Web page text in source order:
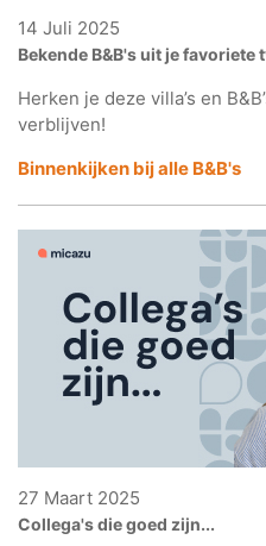
14 Juli 2025
Bekende B&B's uit je
Herken je deze villa’s en
verblijven!
Binnenkijken bij alle B&B's
27 Maart 2025
Collega's die goed zijn...